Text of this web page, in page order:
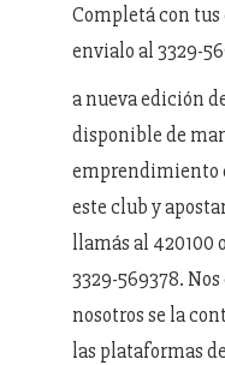
Completá con tus
envialo al 3329-
a nueva edición
disponible de
emprendimiento
este club y
llamás al 420100
3329-569378.
nosotros se la
las plataformas